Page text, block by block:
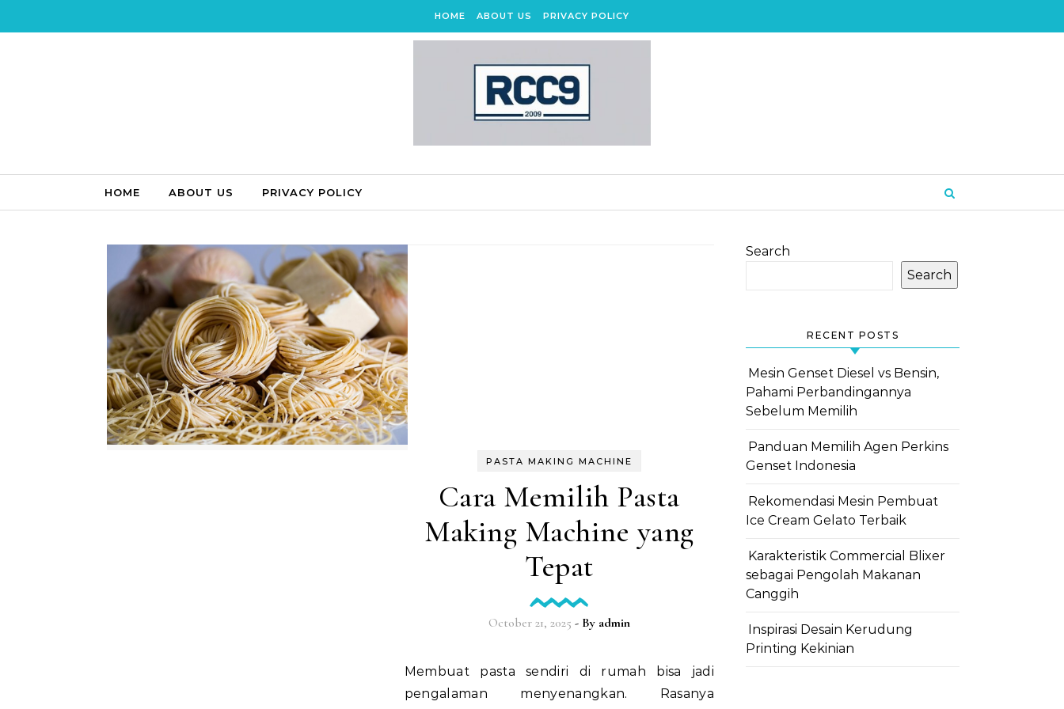
HOME ABOUT US PRIVACY POLICY
HOME ABOUT US PRIVACY POLICY
PASTA MAKING MACHINE
Cara Memilih Pasta
Making Machine yang
Tepat
October 21, 2025 - By admin
Membuat pasta sendiri di rumah bisa jadi
pengalaman menyenangkan. Rasanya
Search
Search
RECENT POSTS
Mesin Genset Diesel vs Bensin,
Pahami Perbandingannya
Sebelum Memilih
Panduan Memilih Agen Perkins
Genset Indonesia
Rekomendasi Mesin Pembuat
Ice Cream Gelato Terbaik
Karakteristik Commercial Blixer
sebagai Pengolah Makanan
Canggih
Inspirasi Desain Kerudung
Printing Kekinian